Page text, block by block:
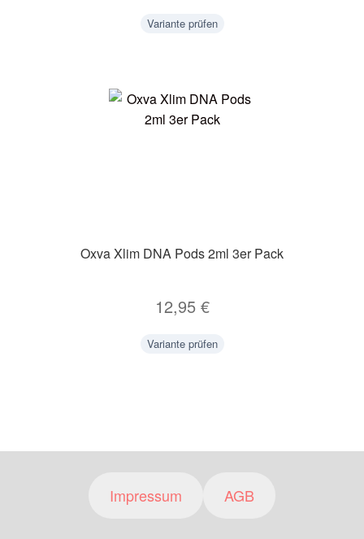
Variante prüfen
Oxva Xlim DNA Pods 2ml 3er Pack
12,95 €
Variante prüfen
Impressum AGB